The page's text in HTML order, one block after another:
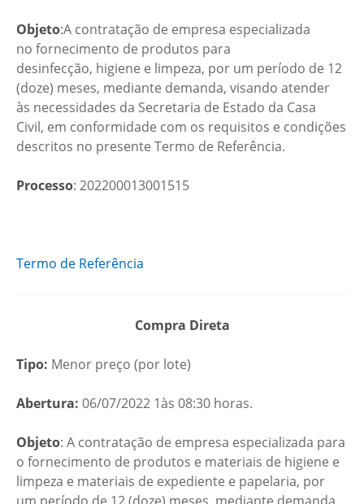
Objeto:A contratação de empresa especializada
no fornecimento de produtos para
desinfecção, higiene e limpeza, por um período de 12
(doze) meses, mediante demanda, visando atender
às necessidades da Secretaria de Estado da Casa
Civil, em conformidade com os requisitos e condições
descritos no presente Termo de Referência.
Processo: 202200013001515
Termo de Referência
Compra Direta
Tipo: Menor preço (por lote)
Abertura: 06/07/2022 1às 08:30 horas.
Objeto: A contratação de empresa especializada para
o fornecimento de produtos e materiais de higiene e
limpeza e materiais de expediente e papelaria, por